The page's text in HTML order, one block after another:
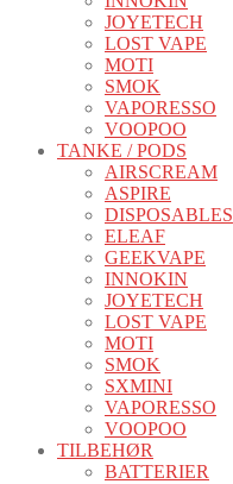
JOYETECH
LOST VAPE
MOTI
SMOK
VAPORESSO
VOOPOO
TANKE / PODS
AIRSCREAM
ASPIRE
DISPOSABLES
ELEAF
GEEKVAPE
INNOKIN
JOYETECH
LOST VAPE
MOTI
SMOK
SXMINI
VAPORESSO
VOOPOO
TILBEHØR
BATTERIER